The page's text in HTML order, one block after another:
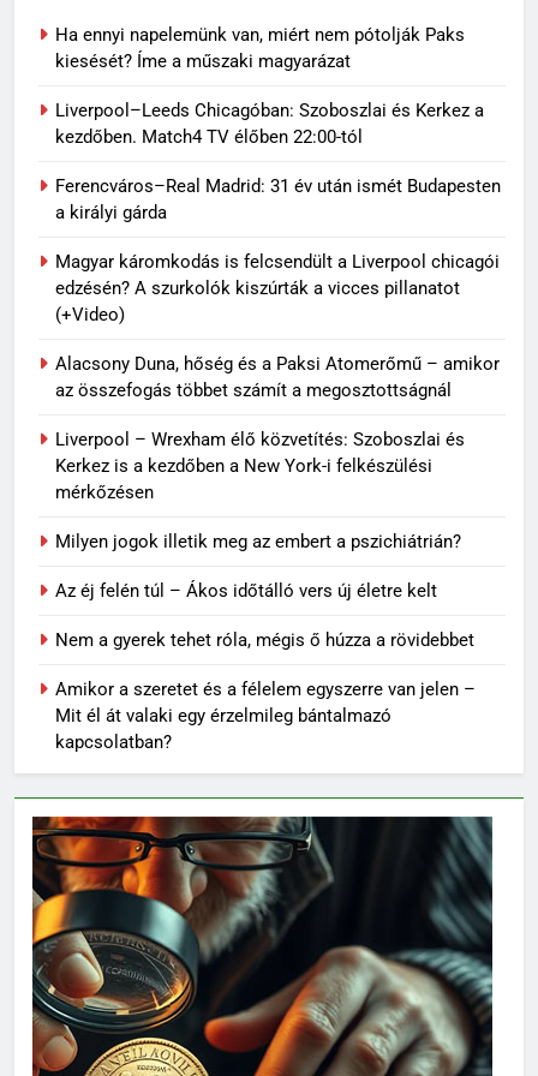
Ha ennyi napelemünk van, miért nem pótolják Paks
kiesését? Íme a műszaki magyarázat
Liverpool–Leeds Chicagóban: Szoboszlai és Kerkez a
kezdőben. Match4 TV élőben 22:00-tól
Ferencváros–Real Madrid: 31 év után ismét Budapesten
a királyi gárda
Magyar káromkodás is felcsendült a Liverpool chicagói
edzésén? A szurkolók kiszúrták a vicces pillanatot
(+Video)
Alacsony Duna, hőség és a Paksi Atomerőmű – amikor
az összefogás többet számít a megosztottságnál
Liverpool – Wrexham élő közvetítés: Szoboszlai és
Kerkez is a kezdőben a New York-i felkészülési
mérkőzésen
Milyen jogok illetik meg az embert a pszichiátrián?
Az éj felén túl – Ákos időtálló vers új életre kelt
Nem a gyerek tehet róla, mégis ő húzza a rövidebbet
Amikor a szeretet és a félelem egyszerre van jelen –
Mit él át valaki egy érzelmileg bántalmazó
kapcsolatban?
Topi Rönni a Ferencvárosban –
Új lendület a Fradi
jégkorongcsapatánál
SPORT
63
Petra Simon – Egy magyar
tehetség, aki világszinten is
feltűnést keltett
SPORT